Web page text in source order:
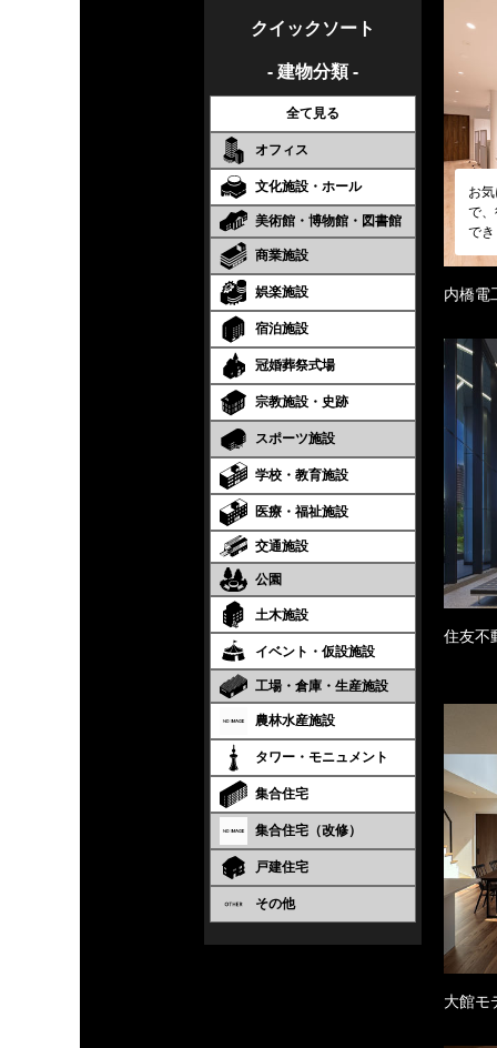
クイックソート
- 建物分類 -
全て見る
オフィス
文化施設・ホール
美術館・博物館・図書館
商業施設
娯楽施設
宿泊施設
冠婚葬祭式場
宗教施設・史跡
スポーツ施設
学校・教育施設
医療・福祉施設
交通施設
公園
土木施設
イベント・仮設施設
工場・倉庫・生産施設
農林水産施設
タワー・モニュメント
集合住宅
集合住宅（改修）
戸建住宅
その他
お
で
で
内橋電
住友不
大館モ